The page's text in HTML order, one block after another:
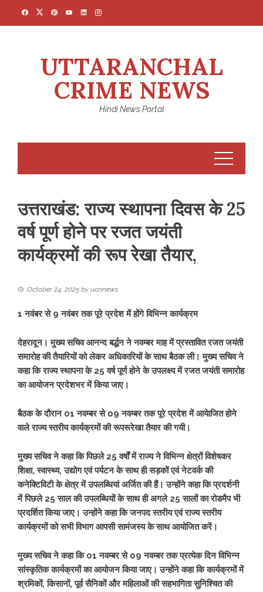
UTTARANCHAL
CRIME NEWS
Hindi News Portal
उत्तराखंड: राज्य स्थापना दिवस के 25
वर्ष पूर्ण होने पर रजत जयंती
कार्यक्रमों की रूप रेखा तैयार,
October 24, 2025 by ucnnews
1 नवंबर से 9 नवंबर तक पूरे प्रदेश में होंगे विभिन्न कार्यक्रम
देहरादून। मुख्य सचिव आनन्द बर्द्धन ने नवम्बर माह में प्रस्तावित रजत जयंती
समारोह की तैयारियों को लेकर अधिकारियों के साथ बैठक ली। मुख्य सचिव ने
कहा कि राज्य स्थापना के 25 वर्ष पूर्ण होने के उपलक्ष्य में रजत जयंती समारोह
का आयोजन प्रदेशभर में किया जाए।
बैठक के दौरान 01 नवम्बर से 09 नवम्बर तक पूरे प्रदेश में आयेाजित होने
वाले राज्य स्तरीय कार्यक्रमों की रूपरूरेखा तैयार की गयी।
मुख्य सचिव ने कहा कि पिछले 25 वर्षों में राज्य ने विभिन्न क्षेत्रों विशेषकर
शिक्षा, स्वास्थ्य, उद्योग एवं पर्यटन के साथ ही सड़कों एवं नेटवर्क की
कनेक्टिविटी के क्षेत्र में उपलब्धियां अर्जित की हैं। उन्होंने कहा कि प्रदर्शनी
में पिछले 25 साल की उपलब्धियों के साथ ही अगले 25 सालों का रोडमैप भी
प्रदर्शित किया जाए। उन्होंने कहा कि जनपद स्तरीय एवं राज्य स्तरीय
कार्यक्रमों को सभी विभाग आपसी सामंजस्य के साथ आयोजित करें।
मुख्य सचिव ने कहा कि 01 नवम्बर से 09 नवम्बर तक प्रत्येक दिन विभिन्न
सांस्कृतिक कार्यक्रमों का आयोजन किया जाए। उन्होंने कहा कि कार्यक्रमों में
श्रमिकों, किसानों, पूर्व सैनिकों और महिलाओं की सहभागिता सुनिश्चित की